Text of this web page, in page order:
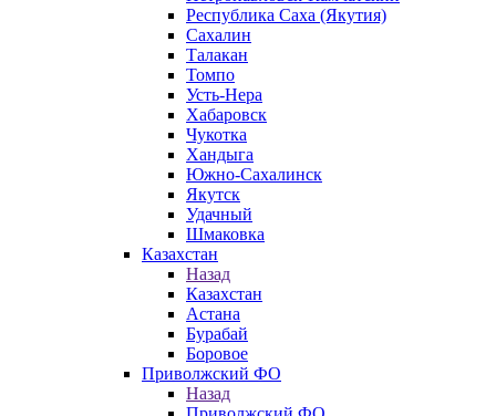
Республика Саха (Якутия)
Сахалин
Талакан
Томпо
Усть-Нера
Хабаровск
Чукотка
Хандыга
Южно-Сахалинск
Якутск
Удачный
Шмаковка
Казахстан
Назад
Казахстан
Астана
Бурабай
Боровое
Приволжский ФО
Назад